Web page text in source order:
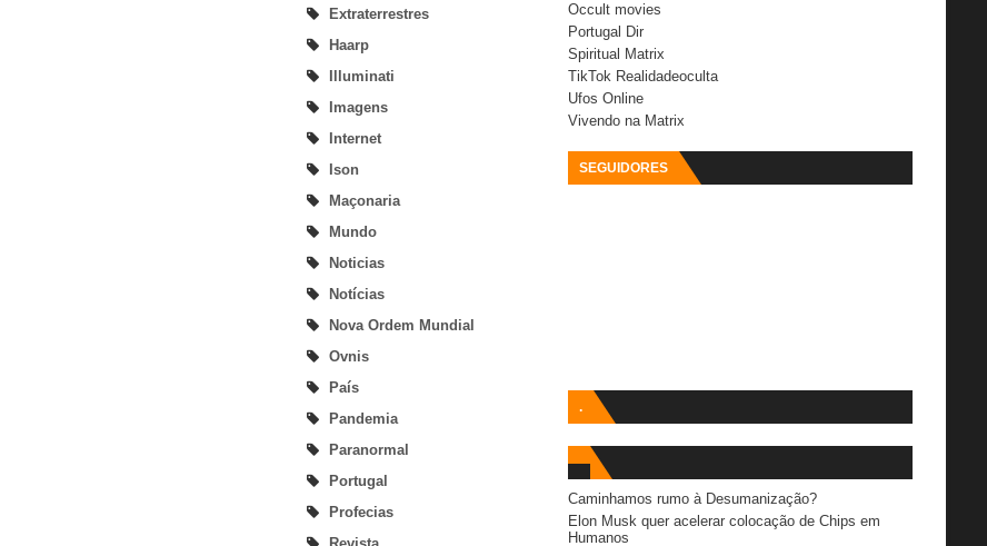
Extraterrestres
Haarp
Illuminati
Imagens
Internet
Ison
Maçonaria
Mundo
Noticias
Notícias
Nova Ordem Mundial
Ovnis
País
Pandemia
Paranormal
Portugal
Profecias
Occult movies
Portugal Dir
Spiritual Matrix
TikTok Realidadeoculta
Ufos Online
Vivendo na Matrix
SEGUIDORES
.
Caminhamos rumo à Desumanização?
Elon Musk quer acelerar colocação de Chips em
Humanos